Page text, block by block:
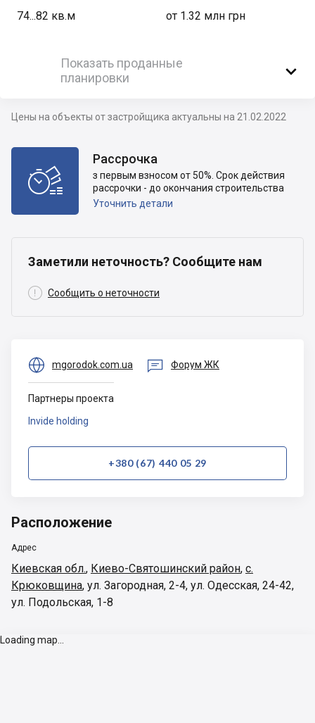
74...82 кв.м от 1.32 млн грн
Показать проданные
планировки

Цены на объекты от застройщика актуальны на 21.02.2022

Рассрочка
з первым взносом от 50%. Срок действия
рассрочки - до окончания строительства
Уточнить детали
Заметили неточность? Сообщите нам
 Сообщить о неточности
 mgorodok.com.ua  Форум ЖК
+380 (67) 440 05 29
Партнеры проекта
Invide holding
Расположение
Адрес
Киевская обл., Киево-Святошинский район, с.
Крюковщина, ул. Загородная, 2-4, ул. Одесская, 24-42,
ул. Подольская, 1-8
Loading map...